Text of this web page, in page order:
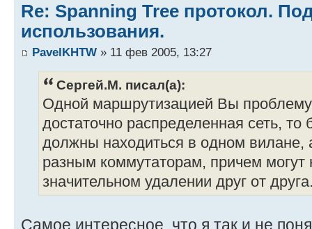
Re: Spanning Tree протокол.
использования.
PavelKHTW » 11 фев 2005, 13:27
Сергей.М. писал(а):
Одной маршрутизацией Вы
достаточно распределенная сеть,
должны находиться в одном вилане,
разным коммутаторам, причем могут
значительном удалении друг от
Самое интересное, что я так и не